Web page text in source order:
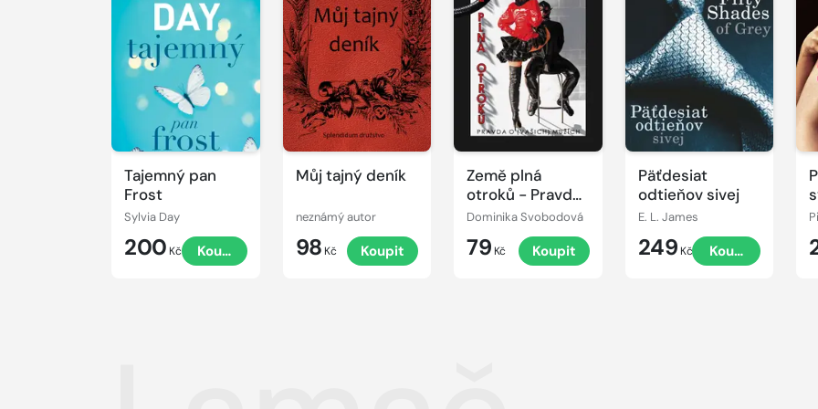
Tajemný pan
Frost
Sylvia Day
200 Kč Koupit
Můj tajný deník
neznámý autor
98 Kč Koupit
Země plná
otroků - Pravda
o (vašich)
Dominika Svobodová
79 Kč Koupit
Päťdesiat
odtieňov sivej
E. L. James
249 Kč Koupit